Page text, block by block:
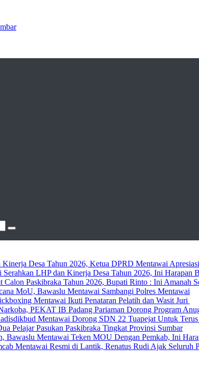
Kinerja Desa Tahun 2026, Ketua DPRD Mentawai
Serahkan LHP dan Kinerja Desa Tahun 2026, Ini Harapan
Paskibraka Tahun 2026, Bupati Rinto : Ini Amanah
MoU, Bawaslu Mentawai Sambangi Polres Mentawai
Mentawai Ikuti Penataran Pelatih dan Wasit Juri
PEKAT IB Padang Pariaman Dorong Program
Mentawai Dorong SDN 22 Tuapejat Untuk Terus
Pelajar Pasukan Paskibraka Tingkat Provinsi Sumbar
Bawaslu Mentawai Teken MOU Dengan Pemkab, Ini
Mentawai Resmi di Lantik, Renatus Rudi Ajak Seluruh